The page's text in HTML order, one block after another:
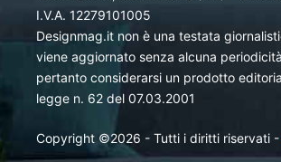
I.V.A. 12279101005
Designmag.it non è una testata
viene aggiornato senza alcuna
pertanto considerarsi un prodotto
legge n. 62 del 07.03.2001
Copyright ©2026 - Tutti i diritti riservati -